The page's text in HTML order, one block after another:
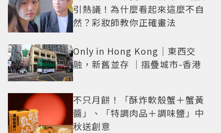
引熱議！為什麼看起來這麼不自
然？彩妝師教你正確畫法
Only in Hong Kong｜東西交
融，新舊並存 ｜摺疊城市-香港
不只月餅！「酥炸軟殼蟹＋蟹黃
醬」、「特調肉品＋調味鹽」中
秋送創意